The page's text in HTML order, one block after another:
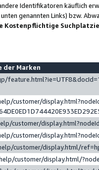
Identifikatoren käuflich
genannten Links) bzw.
Kostenpflichtige
der Marken
customer/
customer/
customer/
customer/display.html/
customer/display.html/